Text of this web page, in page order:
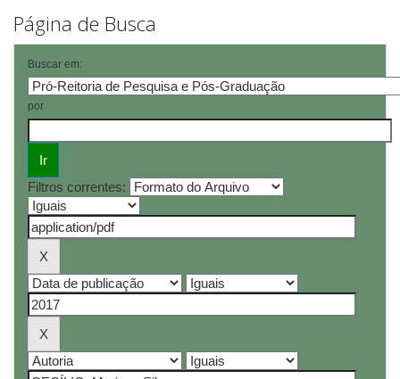
Página de Busca
Buscar em:
por
Filtros correntes: